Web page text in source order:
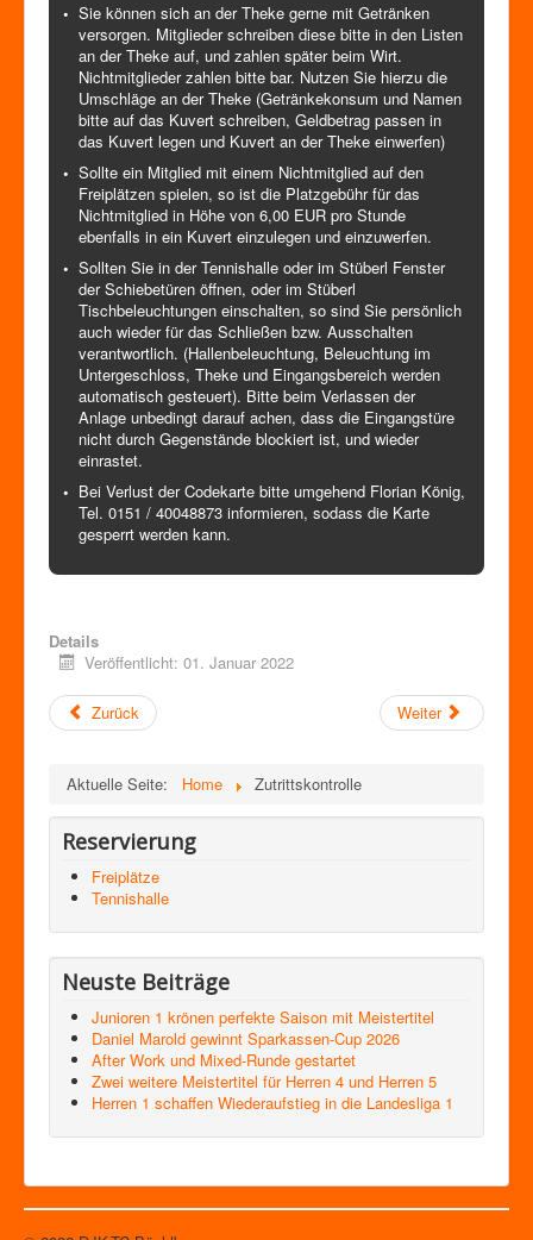
Sie können sich an der Theke gerne mit Getränken
versorgen. Mitglieder schreiben diese bitte in den Listen
an der Theke auf, und zahlen später beim Wirt.
Nichtmitglieder zahlen bitte bar. Nutzen Sie hierzu die
Umschläge an der Theke (Getränkekonsum und Namen
bitte auf das Kuvert schreiben, Geldbetrag passen in
das Kuvert legen und Kuvert an der Theke einwerfen)
Sollte ein Mitglied mit einem Nichtmitglied auf den
Freiplätzen spielen, so ist die Platzgebühr für das
Nichtmitglied in Höhe von 6,00 EUR pro Stunde
ebenfalls in ein Kuvert einzulegen und einzuwerfen.
Sollten Sie in der Tennishalle oder im Stüberl Fenster
der Schiebetüren öffnen, oder im Stüberl
Tischbeleuchtungen einschalten, so sind Sie persönlich
auch wieder für das Schließen bzw. Ausschalten
verantwortlich. (Hallenbeleuchtung, Beleuchtung im
Untergeschloss, Theke und Eingangsbereich werden
automatisch gesteuert). Bitte beim Verlassen der
Anlage unbedingt darauf achen, dass die Eingangstüre
nicht durch Gegenstände blockiert ist, und wieder
einrastet.
Bei Verlust der Codekarte bitte umgehend Florian König,
Tel. 0151 / 40048873 informieren, sodass die Karte
gesperrt werden kann.
Details
Veröffentlicht: 01. Januar 2022
Zurück Weiter
Aktuelle Seite: Home Zutrittskontrolle
Reservierung
Freiplätze
Tennishalle
Neuste Beiträge
Junioren 1 krönen perfekte Saison mit Meistertitel
Daniel Marold gewinnt Sparkassen-Cup 2026
After Work und Mixed-Runde gestartet
Zwei weitere Meistertitel für Herren 4 und Herren 5
Herren 1 schaffen Wiederaufstieg in die Landesliga 1